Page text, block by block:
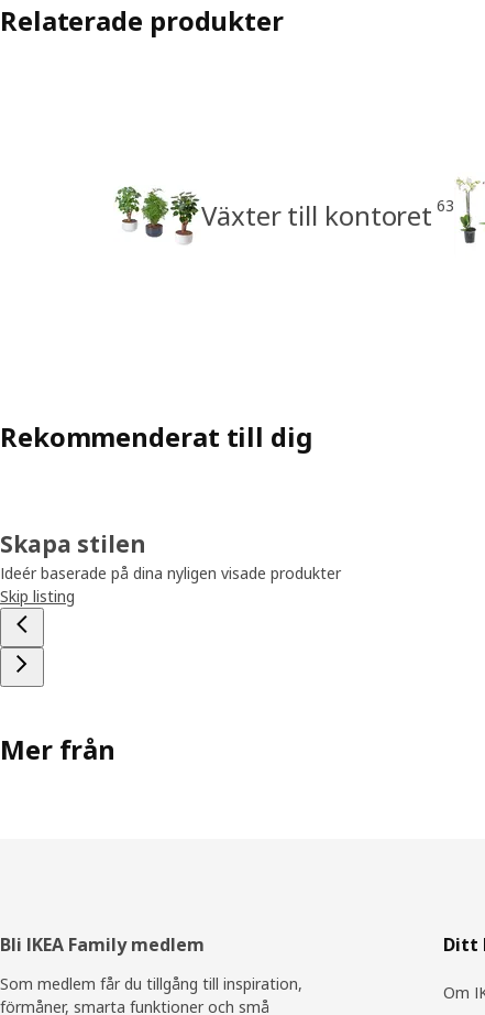
Relaterade produkter
Växter till kontoret 63
Rekommenderat till dig
Skapa stilen
Ideér baserade på dina nyligen visade produkter
Skip listing
Mer från
Sidfot
Bli IKEA Family medlem
Som medlem får du tillgång till inspiration,
förmåner, smarta funktioner och små
Ditt
Om